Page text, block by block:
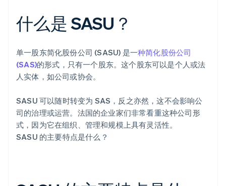
什么是 SASU？
单一股东简化股份公司 (SASU) 是一种简化股份公司
(SAS)的形式，只有一个股东。这个股东可以是个人或法
人实体，如公司或协会。
SASU 可以随时转变为 SAS，反之亦然，这不会影响公
司的治理或运营。法国的企业家们非常看重这种公司形
式，因为它在组织、管理和规模上具有灵活性。
SASU 的主要特点是什么？